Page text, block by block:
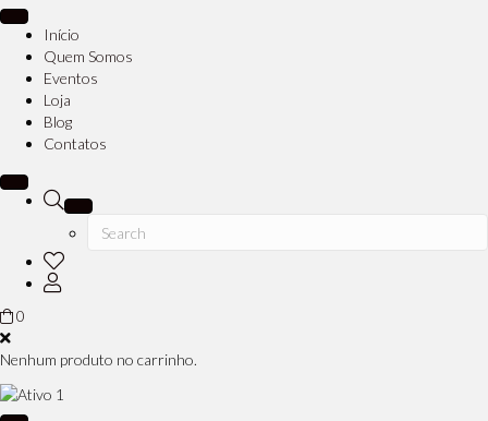
Início
Quem Somos
Eventos
Loja
Blog
Contatos
0
Nenhum produto no carrinho.